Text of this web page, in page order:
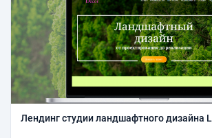
Лендинг студии ландшафтного дизайна